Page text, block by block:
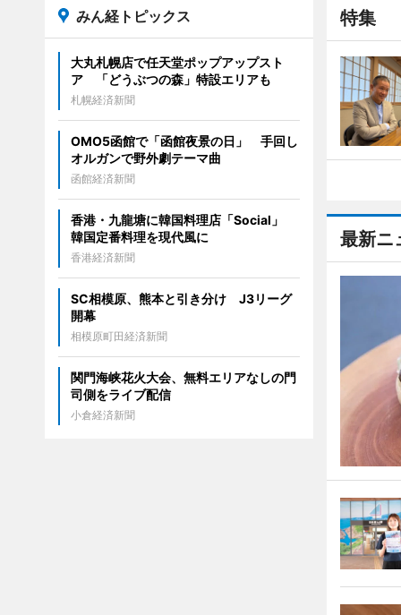
特集
最新ニ
みん経トピックス
大丸札幌店で任天堂ポップアップスト
ア 「どうぶつの森」特設エリアも
札幌経済新聞
OMO5函館で「函館夜景の日」 手回し
オルガンで野外劇テーマ曲
函館経済新聞
香港・九龍塘に韓国料理店「Social」
韓国定番料理を現代風に
香港経済新聞
SC相模原、熊本と引き分け J3リーグ
開幕
相模原町田経済新聞
関門海峡花火大会、無料エリアなしの門
司側をライブ配信
小倉経済新聞